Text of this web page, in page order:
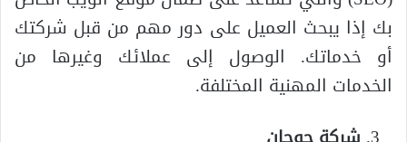
بك إذا يبحث العميل على دور مهم من قبل شركتك
أو خدماتك. الوصول إلى عملائك وغيرها من
الخدمات المهنية المختلفة.